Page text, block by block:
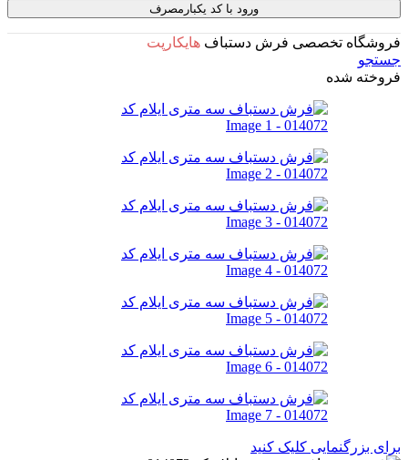
ورود با کد یکبارمصرف
فروشگاه تخصصی فرش دستباف هایکارپت
جستجو
فروخته شده
برای بزرگنمایی کلیک کنید